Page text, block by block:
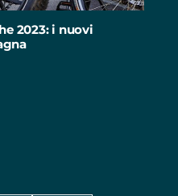
2023: i nuovi